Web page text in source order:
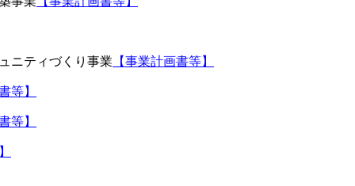
ニティづくり事業 【事業計画書等】
等】
等】